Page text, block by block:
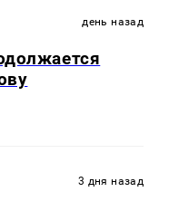
день назад
3 дня назад